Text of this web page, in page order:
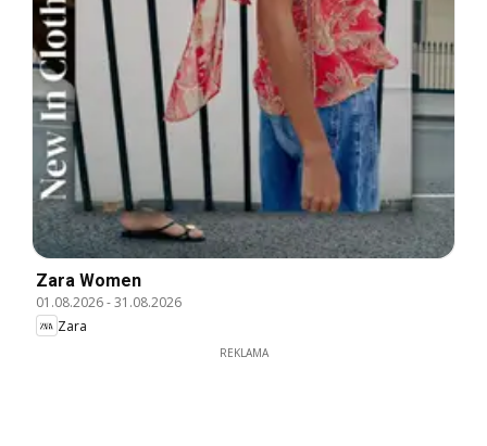
Zara Women
01.08.2026-31.08.2026
Zara
REKLAMA